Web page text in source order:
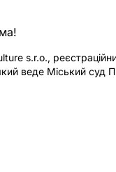
s.r.o.,
веде Міський суд